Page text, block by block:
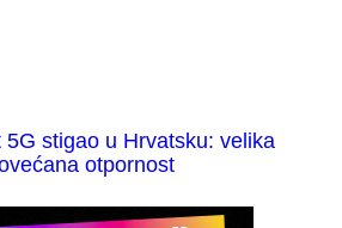
stigao u Hrvatsku: velika
otpornost